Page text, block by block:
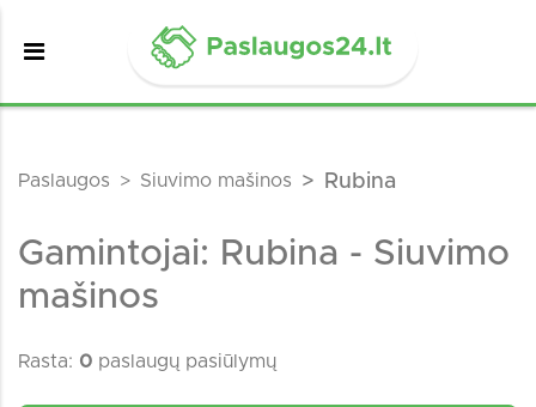
Paslaugos Siuvimo mašinos Rubina
Gamintojai: Rubina - Siuvimo
mašinos
Rasta: 0 paslaugų pasiūlymų